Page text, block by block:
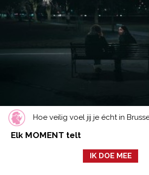
Hoe veilig voel jij je écht in
Elk MOMENT telt
IK DOE MEE